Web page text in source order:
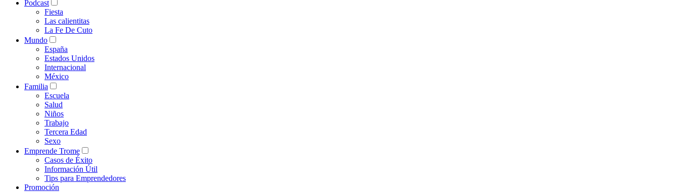
Podcast
Fiesta
Las calientitas
La Fe De Cuto
Mundo
España
Estados Unidos
Internacional
México
Familia
Escuela
Salud
Niños
Trabajo
Tercera Edad
Sexo
Emprende Trome
Casos de Éxito
Información Útil
Tips para Emprendedores
Promoción